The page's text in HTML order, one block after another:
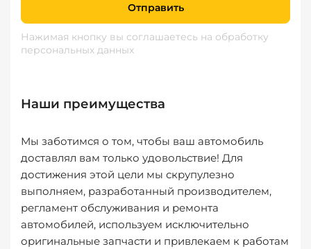
Отправить
Нажимая кнопку вы соглашаетесь на обработку
персональных данных
Наши преимущества
Мы заботимся о том, чтобы ваш автомобиль
доставлял вам только удовольствие! Для
достижения этой цели мы скрупулезно
выполняем, разработанный производителем,
регламент обслуживания и ремонта
автомобилей, используем исключительно
оригинальные запчасти и привлекаем к работам